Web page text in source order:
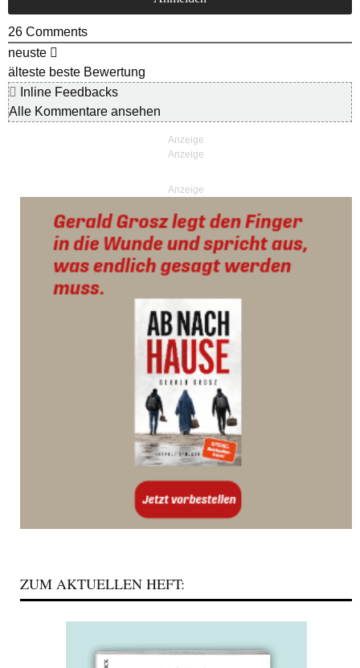
26 Comments
neuste
älteste beste Bewertung
Inline Feedbacks
Alle Kommentare ansehen
Anzeige
ZUM AKTUELLEN HEFT: